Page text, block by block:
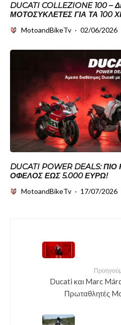
DUCATI COLLEZIONE 100
ΜΟΤΟΣΥΚΛΈΤΕΣ ΓΙΑ ΤΑ 100
MotoandBikeTv · 02/06/2026
DUCATI POWER DEALS:
ΌΦΕΛΟΣ ΈΩΣ 5.000 ΕΥΡΏ!
MotoandBikeTv · 17/07/2026
Ducati και Marc
Πρωταθλητές